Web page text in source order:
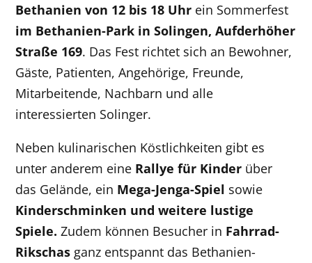
Bethanien von 12 bis 18 Uhr ein Sommerfest
im Bethanien-Park in Solingen, Aufderhöher
Straße 169. Das Fest richtet sich an Bewohner,
Gäste, Patienten, Angehörige, Freunde,
Mitarbeitende, Nachbarn und alle
interessierten Solinger.
Neben kulinarischen Köstlichkeiten gibt es
unter anderem eine Rallye für Kinder über
das Gelände, ein Mega-Jenga-Spiel sowie
Kinderschminken und weitere lustige
Spiele. Zudem können Besucher in Fahrrad-
Rikschas ganz entspannt das Bethanien-